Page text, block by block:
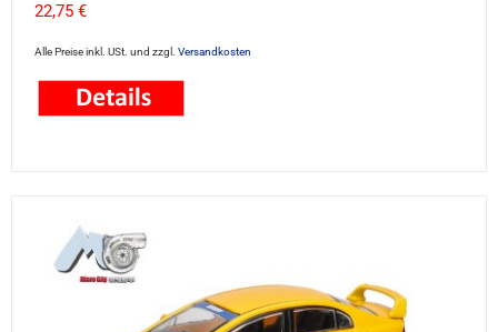
22,75 €
Alle Preise inkl. USt. und zzgl. Versandkosten